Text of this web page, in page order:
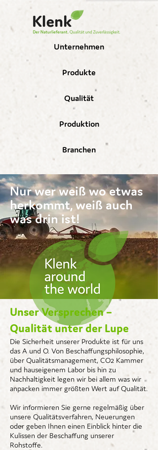
Unternehmen
Produkte
Qualität
Produktion
Branchen
Nur wer weiß wo etwas
herkommt, weiß auch
was drin ist!
Unser Versprechen –
Qualität unter der Lupe
Die Sicherheit unserer Produkte ist für uns
das A und O. Von Beschaffungsphilosophie,
über Qualitätsmanagement, CO2 Kammer
und hauseigenem Labor bis hin zu
Nachhaltigkeit legen wir bei allem was wir
anpacken immer größten Wert auf Qualität.
Wir informieren Sie gerne regelmäßig über
unsere Qualitätsverfahren, Neuerungen
oder geben Ihnen einen Einblick hinter die
Kulissen der Beschaffung unserer
Rohstoffe.